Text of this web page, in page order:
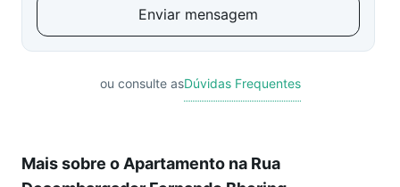
Enviar mensagem
ou consulte asDúvidas Frequentes
Mais sobre o Apartamento na Rua